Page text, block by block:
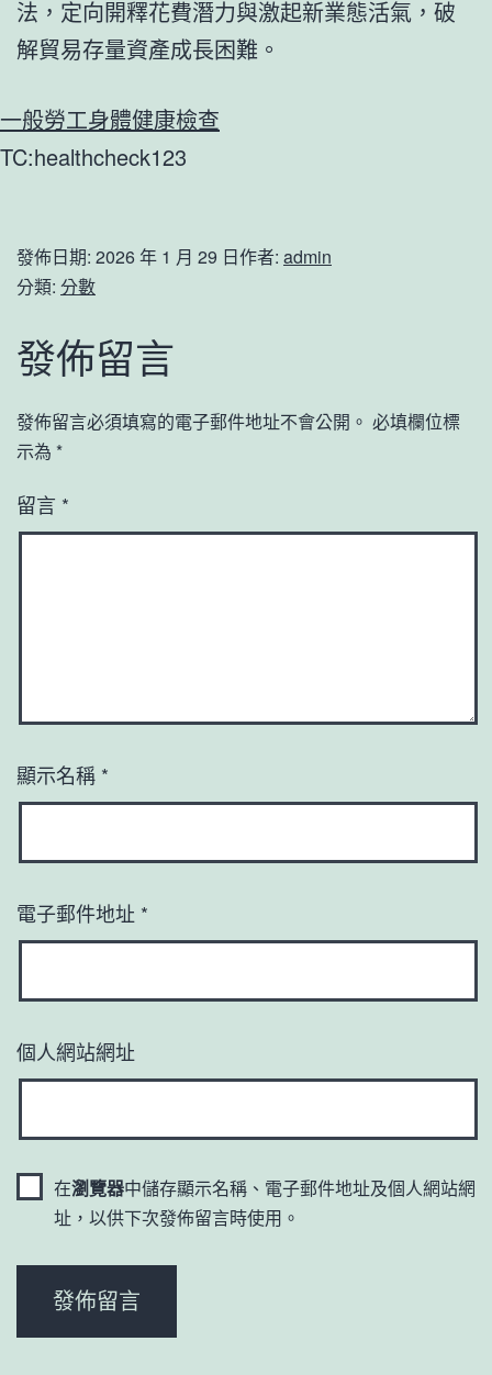
法，定向開釋花費潛力與激起新業態活氣，破
解貿易存量資產成長困難。
一般勞工身體健康檢查
TC:healthcheck123
發佈日期: 2026 年 1 月 29 日作者: admin
分類: 分數
發佈留言
發佈留言必須填寫的電子郵件地址不會公開。 必填欄位標
示為 *
留言 *
顯示名稱 *
電子郵件地址 *
個人網站網址
在瀏覽器中儲存顯示名稱、電子郵件地址及個人網站網
址，以供下次發佈留言時使用。